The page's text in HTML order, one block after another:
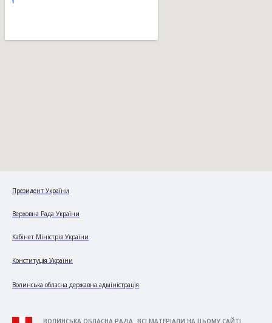
Президент України
Верховна Рада України
Кабінет Міністрів України
Конституція України
Волинська обласна державна адміністрація